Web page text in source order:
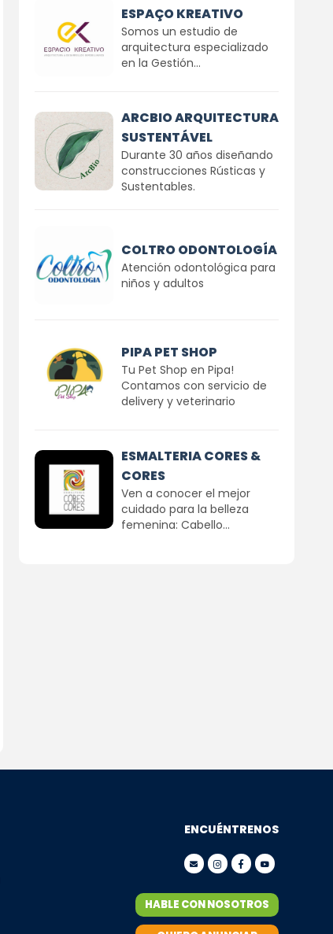
ESPAÇO KREATIVO
Somos un estudio de
arquitectura especializado
en la Gestión...
ARCBIO ARQUITECTURA
SUSTENTÁVEL
Durante 30 años diseñando
construcciones Rústicas y
Sustentables.
COLTRO ODONTOLOGÍA
Atención odontológica para
niños y adultos
PIPA PET SHOP
Tu Pet Shop en Pipa!
Contamos con servicio de
delivery y veterinario
ESMALTERIA CORES &
CORES
Ven a conocer el mejor
cuidado para la belleza
femenina: Cabello...
ENCUÉNTRENOS
HABLE CON NOSOTROS